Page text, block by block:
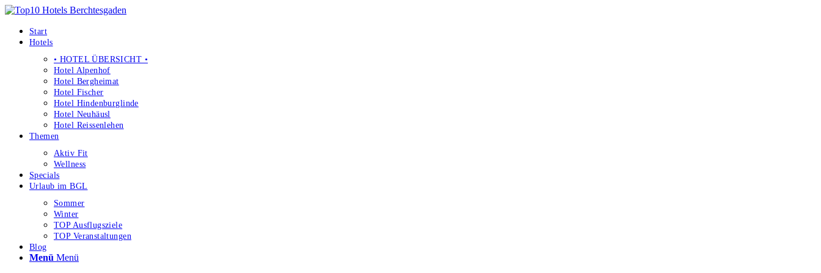
Start
Hotels
• HOTEL ÜBERSICHT •
Hotel Alpenhof
Hotel Bergheimat
Hotel Fischer
Hotel Hindenburglinde
Hotel Neuhäusl
Hotel Reissenlehen
Themen
Aktiv Fit
Wellness
Specials
Urlaub im BGL
Sommer
Winter
TOP Ausflugsziele
TOP Veranstaltungen
Blog
Menü Menü